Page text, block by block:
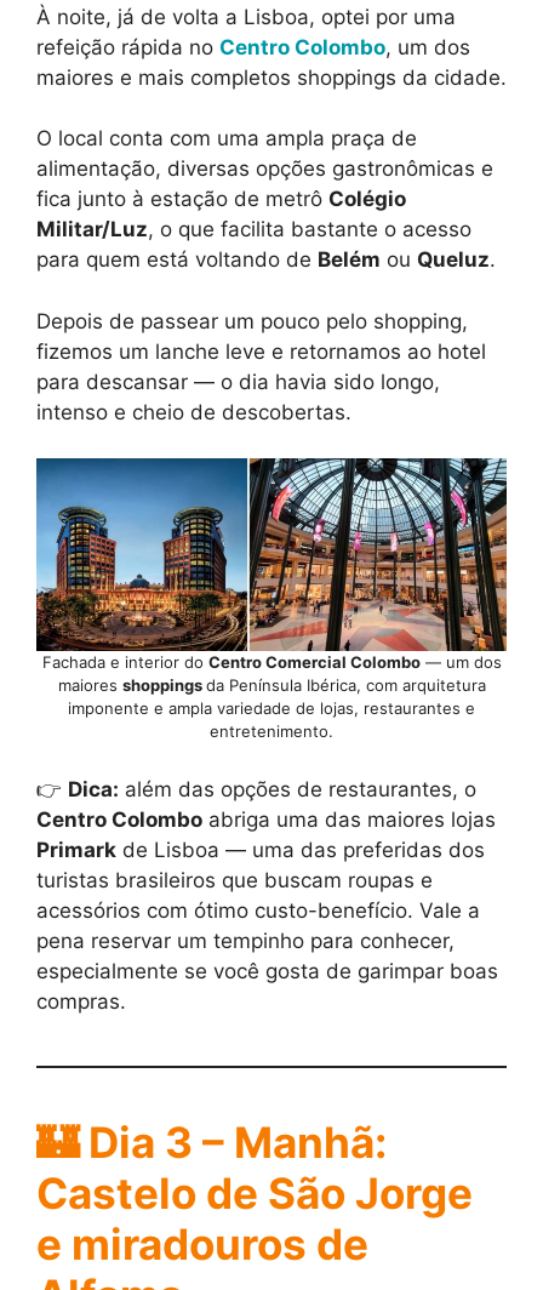
À noite, já de volta a Lisboa, optei por uma
refeição rápida no Centro Colombo, um dos
maiores e mais completos shoppings da cidade.
O local conta com uma ampla praça de
alimentação, diversas opções gastronômicas e
fica junto à estação de metrô Colégio
Militar/Luz, o que facilita bastante o acesso
para quem está voltando de Belém ou Queluz.
Depois de passear um pouco pelo shopping,
fizemos um lanche leve e retornamos ao hotel
para descansar — o dia havia sido longo,
intenso e cheio de descobertas.
Fachada e interior do Centro Comercial Colombo— um dos
maiores shoppingsda Península Ibérica, com arquitetura
imponente e ampla variedade de lojas, restaurantes e
entretenimento.
👉 Dica: além das opções de restaurantes, o
Centro Colombo abriga uma das maiores lojas
Primark de Lisboa — uma das preferidas dos
turistas brasileiros que buscam roupas e
acessórios com ótimo custo-benefício. Vale a
pena reservar um tempinho para conhecer,
especialmente se você gosta de garimpar boas
compras.
🏰 Dia 3 – Manhã:
Castelo de São Jorge
e miradouros de